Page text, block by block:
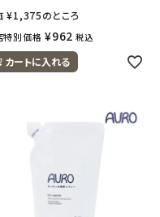
¥1,375のところ
特別価格 ¥962 税込
カートに入れる